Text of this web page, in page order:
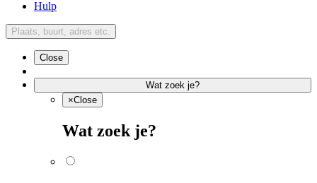
Hulp
Plaats, buurt, adres etc.
Close
Wat zoek je?
×Close
Wat zoek je?